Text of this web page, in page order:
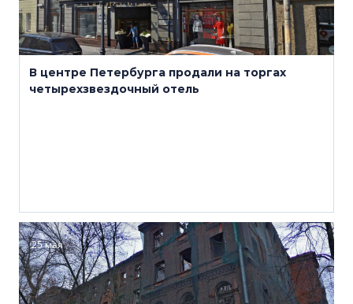
В центре Петербурга продали на торгах
четырехзвездочный отель
25 мая